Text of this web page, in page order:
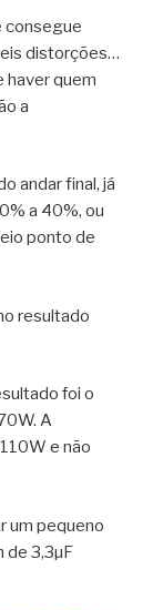
consegue
distorções…
haver quem
a
andar final, já
a 40%, ou
ponto de
resultado
foi o
A
e não
um pequeno
de 3,3µF